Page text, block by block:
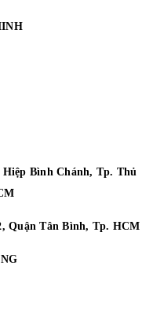
Bình Chánh, Tp. Thủ
Quận Tân Bình, Tp. HCM